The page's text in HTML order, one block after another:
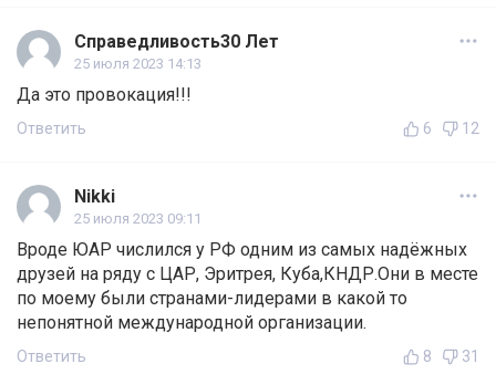
Справедливость30 Лет
25 июля 2023 14:13
Да это провокация!!!
Ответить 6 12
Nikki
25 июля 2023 09:11
Вроде ЮАР числился у РФ одним из самых надёжных
друзей на ряду с ЦАР, Эритрея, Куба,КНДР.Они в месте
по моему были странами-лидерами в какой то
непонятной международной организации.
Ответить 8 31